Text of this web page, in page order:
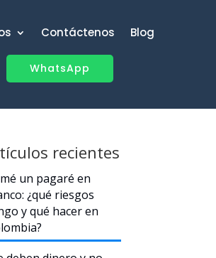
Contáctenos Blog
WhatsApp
recientes
un pagaré en
¿qué riesgos
y qué hacer en